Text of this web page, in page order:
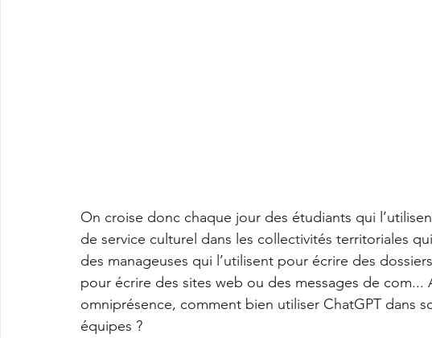
On croise donc chaque jour des étudiants qui
de service culturel dans les collectivités territoriales
des manageuses qui l’utilisent pour écrire des
pour écrire des sites web ou des messages de com...
omniprésence, comment bien utiliser ChatGPT dans
équipes ?